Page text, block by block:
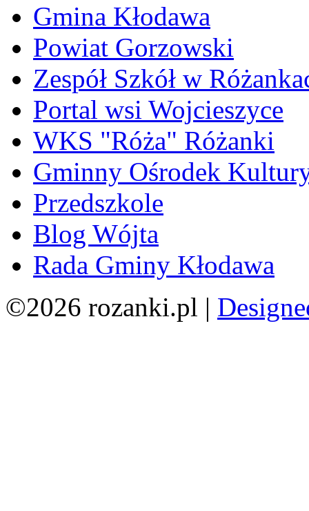
Gmina Kłodawa
Powiat Gorzowski
Zespół Szkół w
Portal wsi Wojcieszyce
WKS "Róża" Różanki
Gminny Ośrodek
Przedszkole
Blog Wójta
Rada Gminy Kłodawa
©2026 rozanki.pl |